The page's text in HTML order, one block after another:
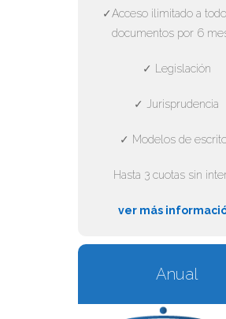
✓Acceso ilimitado a
documentos por 6
✓ Legislación
✓ Jurisprudencia
✓ Modelos de
Hasta 3 cuotas sin
ver más
Anual